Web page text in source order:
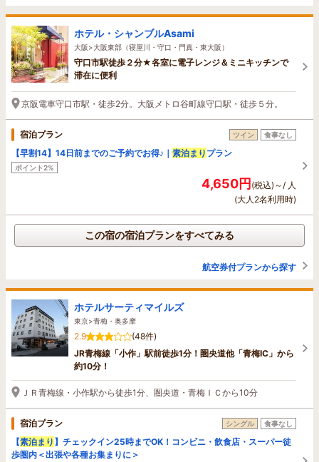
ホテル・シャンブルAsami
大阪>大阪東部（寝屋川・守口・門真・東大阪）
守口市駅徒歩２分★各室に電子レンジ＆ミニキッチンで
滞在に便利
京阪電車守口市駅・徒歩2分。大阪メトロ谷町線守口駅・徒歩５分。
宿泊プラン ツイン 食事なし
【早割14】14日前までのご予約でお得♪｜ 素泊まり プラン
ポイント2%
4,650円(税込)～/ 人
(大人2名利用時)
この宿の宿泊プランをすべてみる
航空券付プランから探す
ホテルサーティマイルズ
東京>青梅・奥多摩
2.9
(48件)
JR青梅線「小作」駅前徒歩1分！圏央道他「青梅IC」から
約10分！
ＪＲ青梅線・小作駅から徒歩1分、圏央道・青梅ＩＣから10分
宿泊プラン シングル 食事なし
【素泊まり 】チェックイン25時までOK！コンビニ・飲食店・スーパー徒
歩圏内＜出張や各種お集まりに＞